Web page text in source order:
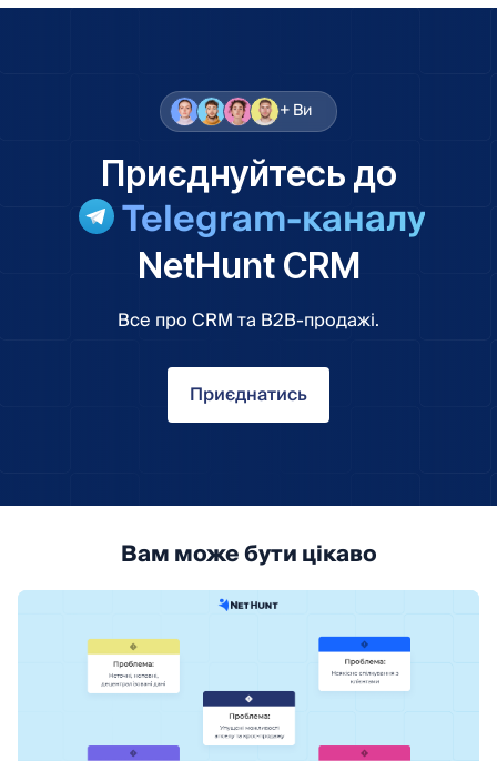
+ Ви
Приєднуйтесь до
Telegram-каналу
NetHunt CRM
Все про CRM та B2B-продажі.
Приєднатись
Вам може бути цікаво